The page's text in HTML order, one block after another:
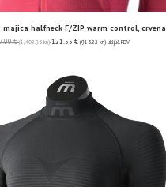
majica halfneck F/ZIP warm control, crvena
€ (1,408.95 kn) 121.55 € (915.82 kn) uključ. PDV